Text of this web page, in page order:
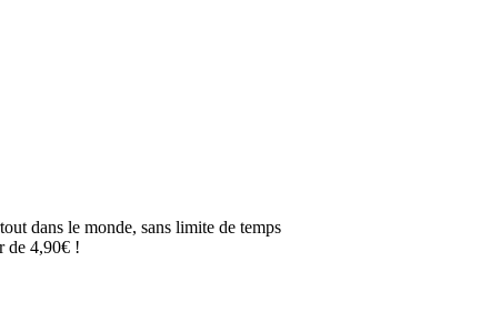
dans le monde, sans limite de temps
de 4,90€ !